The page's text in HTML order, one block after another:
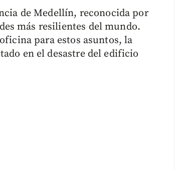
de Medellín, reconocida por
más resilientes del mundo.
para estos asuntos, la
en el desastre del edificio